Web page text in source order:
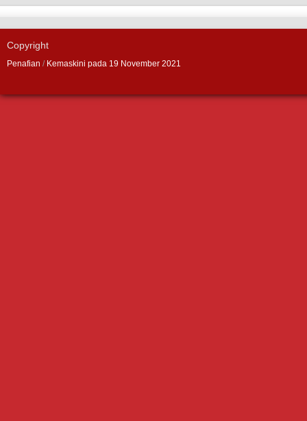
Copyright
Penafian / Kemaskini pada 19 November 2021